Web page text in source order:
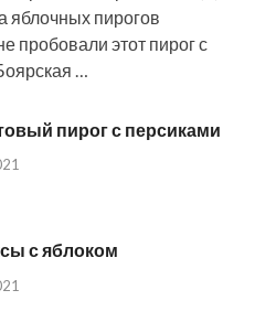
яблочных пирогов
пробовали этот пирог с
…
пирог с персиками
с яблоком